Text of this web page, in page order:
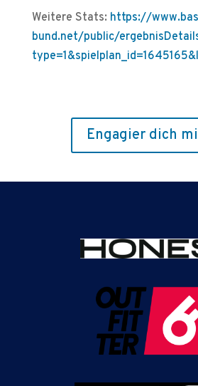
Weitere Stats: https://
bund.net/public/
Engagier dich